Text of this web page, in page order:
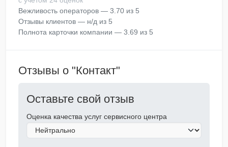
Вежливость операторов — 3.70 из 5
Отзывы клиентов — н/д из 5
Полнота карточки компании — 3.69 из 5
Отзывы о "Контакт"
Оставьте свой отзыв
Оценка качества услуг сервисного центра